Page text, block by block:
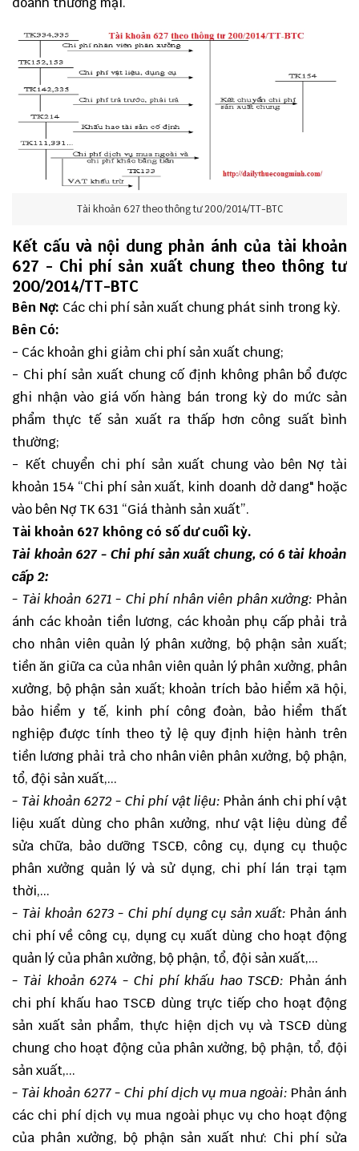
Tài khoản 627 theo thông tư 200/2014/TT-BTC
Kết cấu và nội dung phản ánh của tài khoản
627 - Chi phí sản xuất chung theo thông tư
200/2014/TT-BTC
Bên Nợ: Các chi phí sản xuất chung phát sinh trong kỳ.
Bên Có:
- Các khoản ghi giảm chi phí sản xuất chung;
- Chi phí sản xuất chung cố định không phân bổ được
ghi nhận vào giá vốn hàng bán trong kỳ do mức sản
phẩm thực tế sản xuất ra thấp hơn công suất bình
thường;
- Kết chuyển chi phí sản xuất chung vào bên Nợ tài
khoản 154 “Chi phí sản xuất, kinh doanh dở dang" hoặc
vào bên Nợ TK 631 “Giá thành sản xuất”.
Tài khoản 627 không có số dư cuối kỳ.
Tài khoản 627- Chi phí sản xuất chung, có 6 tài khoản
cấp 2:
- Tài khoản 6271 - Chi phí nhân viên phân xưởng: Phản
ánh các khoản tiền lương, các khoản phụ cấp phải trả
cho nhân viên quản lý phân xưởng, bộ phận sản xuất;
tiền ăn giữa ca của nhân viên quản lý phân xưởng, phân
xưởng, bộ phận sản xuất; khoản trích bảo hiểm xã hội,
bảo hiểm y tế, kinh phí công đoàn, bảo hiểm thất
nghiệp được tính theo tỷ lệ quy định hiện hành trên
tiền lương phải trả cho nhân viên phân xưởng, bộ phận,
tổ, đội sản xuất,...
- Tài khoản 6272 - Chi phí vật liệu: Phản ánh chi phí vật
liệu xuất dùng cho phân xưởng, như vật liệu dùng để
sửa chữa, bảo dưỡng TSCĐ, công cụ, dụng cụ thuộc
phân xưởng quản lý và sử dụng, chi phí lán trại tạm
thời,...
- Tài khoản 6273 - Chi phí dụng cụ sản xuất: Phản ánh
chi phí về công cụ, dụng cụ xuất dùng cho hoạt động
quản lý của phân xưởng, bộ phận, tổ, đội sản xuất,...
- Tài khoản 6274 - Chi phí khấu hao TSCĐ: Phản ánh
chi phí khấu hao TSCĐ dùng trực tiếp cho hoạt động
sản xuất sản phẩm, thực hiện dịch vụ và TSCĐ dùng
chung cho hoạt động của phân xưởng, bộ phận, tổ, đội
sản xuất,...
- Tài khoản 6277 - Chi phí dịch vụ mua ngoài: Phản ánh
các chi phí dịch vụ mua ngoài phục vụ cho hoạt động
của phân xưởng, bộ phận sản xuất như: Chi phí sửa